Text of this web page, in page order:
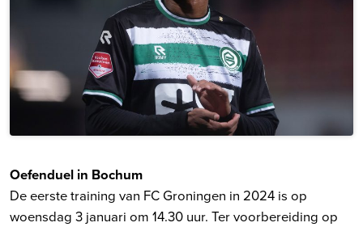
Oefenduel in Bochum
De eerste training van FC Groningen in 2024 is op
woensdag 3 januari om 14.30 uur. Ter voorbereiding op